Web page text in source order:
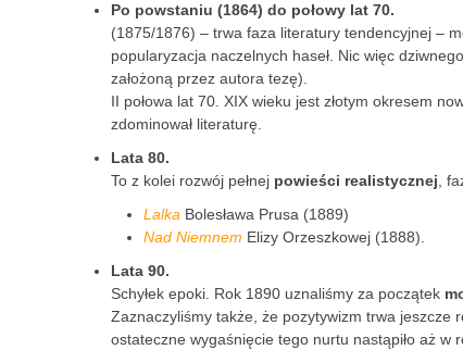
Po powstaniu (1864) do połowy lat 70.
(1875/1876) – trwa faza literatury tendencyjnej –
popularyzacja naczelnych haseł. Nic więc
założoną przez autora tezę).
II połowa lat 70. XIX wieku jest złotym okresem
zdominował literaturę.
Lata 80.
To z kolei rozwój pełnej powieści realistycznej ,
Lalka Bolesława Prusa (1889)
Nad Niemnem Elizy Orzeszkowej (1888).
Lata 90.
Schyłek epoki. Rok 1890 uznaliśmy za początek
Zaznaczyliśmy także, że pozytywizm trwa jeszcze
ostateczne wygaśnięcie tego nurtu nastąpiło aż w